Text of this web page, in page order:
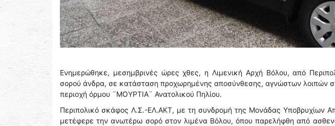
Ενημερώθηκε, μεσημβρινές ώρες χθες, η Λιμενική Αρχή Βόλου, από
σορού άνδρα, σε κατάσταση προχωρημένης αποσύνθεσης, αγνώστων λοιπών
περιοχή όρμου ¨ΜΟΥΡΤΙΑ¨ Ανατολικού Πηλίου.
Περιπολικό σκάφος Λ.Σ.-ΕΛ.ΑΚΤ, με τη συνδρομή της Μονάδας Υποβρυχίων
μετέφερε την ανωτέρω σορό στον λιμένα Βόλου, όπου παρελήφθη από